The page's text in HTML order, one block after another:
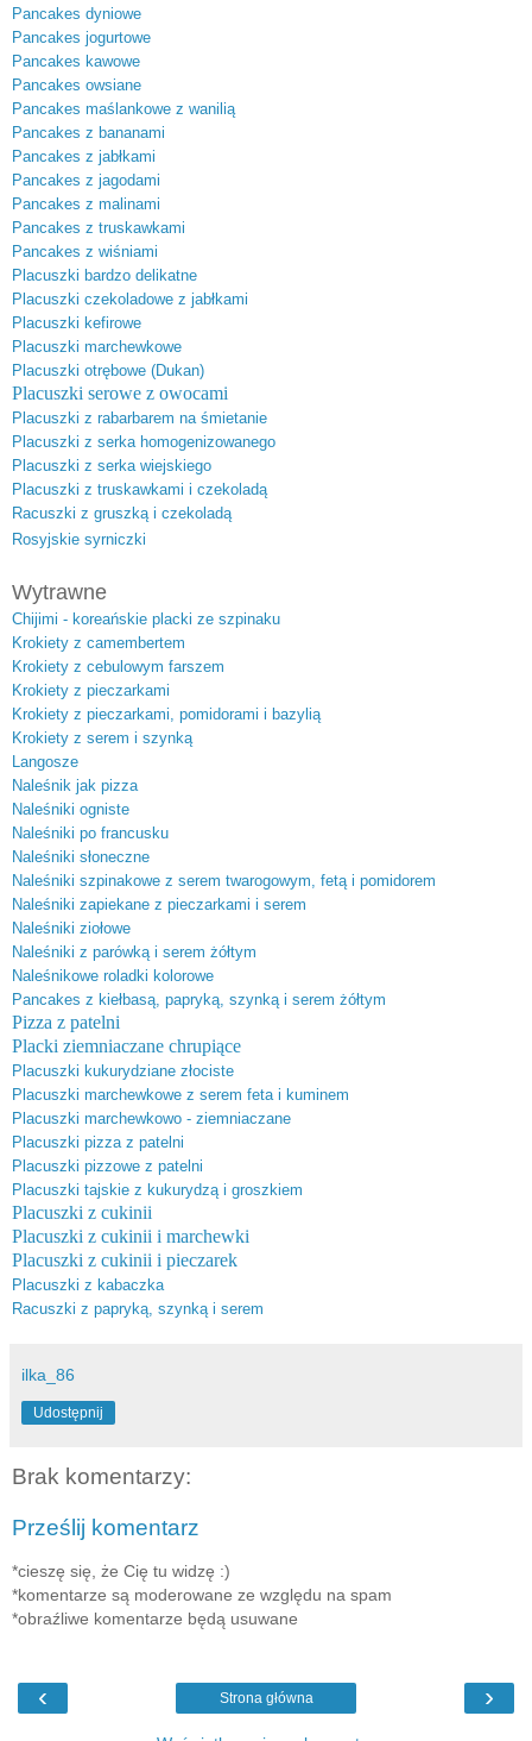
Pancakes dyniowe
Pancakes jogurtowe
Pancakes kawowe
Pancakes owsiane
Pancakes maślankowe z wanilią
Pancakes z bananami
Pancakes z jabłkami
Pancakes z jagodami
Pancakes z malinami
Pancakes z truskawkami
Pancakes z wiśniami
Placuszki bardzo delikatne
Placuszki czekoladowe z jabłkami
Placuszki kefirowe
Placuszki marchewkowe
Placuszki otrębowe (Dukan)
Placuszki serowe z owocami
Placuszki z rabarbarem na śmietanie
Placuszki z serka homogenizowanego
Placuszki z serka wiejskiego
Placuszki z truskawkami i czekoladą
Racuszki z gruszką i czekoladą
Rosyjskie syrniczki
Wytrawne
Chijimi - koreańskie placki ze szpinaku
Krokiety z camembertem
Krokiety z cebulowym farszem
Krokiety z pieczarkami
Krokiety z pieczarkami, pomidorami i bazylią
Krokiety z serem i szynką
Langosze
Naleśnik jak pizza
Naleśniki ogniste
Naleśniki po francusku
Naleśniki słoneczne
Naleśniki szpinakowe z serem twarogowym, fetą i pomidorem
Naleśniki zapiekane z pieczarkami i serem
Naleśniki ziołowe
Naleśniki z parówką i serem żółtym
Naleśnikowe roladki kolorowe
Pancakes z kiełbasą, papryką, szynką i serem żółtym
Pizza z patelni
Placki ziemniaczane chrupiące
Placuszki kukurydziane złociste
Placuszki marchewkowe z serem feta i kuminem
Placuszki marchewkowo - ziemniaczane
Placuszki pizza z patelni
Placuszki pizzowe z patelni
Placuszki tajskie z kukurydzą i groszkiem
Placuszki z cukinii
Placuszki z cukinii i marchewki
Placuszki z cukinii i pieczarek
Placuszki z kabaczka
Racuszki z papryką, szynką i serem
ilka_86
Udostępnij
Brak komentarzy:
Prześlij komentarz
*cieszę się, że Cię tu widzę :)
*komentarze są moderowane ze względu na spam
*obraźliwe komentarze będą usuwane
‹ ›
Strona główna